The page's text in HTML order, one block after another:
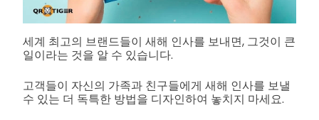
세계 최고의 브랜드들이 새해 인사를 보내면, 그것이 큰
일이라는 것을 알 수 있습니다.
고객들이 자신의 가족과 친구들에게 새해 인사를 보낼
수 있는 더 독특한 방법을 디자인하여 놓치지 마세요.